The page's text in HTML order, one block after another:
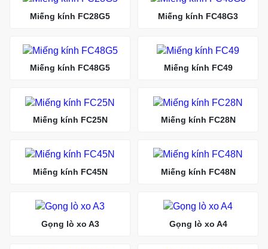
Miếng kính FC28G5 Miếng kính FC48G3
Miếng kính FC48G5 Miếng kính FC49
Miếng kính FC25N Miếng kính FC28N
Miếng kính FC45N Miếng kính FC48N
Gọng lò xo A3 Gọng lò xo A4